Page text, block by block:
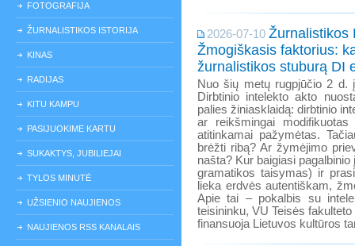
FOTOGRAFIJA
ŽURNALISTIKOS ISTORIJA
KINAS
RADIJAS
KITU KAMPU
PASIJUOKIME KARTU
SUKAKTYS, JUBILIEJAI
TYLOS MINUTĖ
UŽSIENIO NAUJIENOS
NAUJIENOS RSS KANALAIS
2026-07-10 Žurnalistikos
Žmogiškasis faktorius:
žurnalistikos stuburą DI
Nuo šių metų rugpjūčio 2 d.
Dirbtinio intelekto akto
palies žiniasklaidą: dirbtinio
ar reikšmingai
atitinkamai pažymėtas.
brėžti ribą? Ar žymėjimo
našta? Kur baigiasi
gramatikos taisymas) ir
lieka erdvės autentiškam,
Apie tai – pokalbis su
teisininku, VU Teisės
finansuoja Lietuvos kultūros